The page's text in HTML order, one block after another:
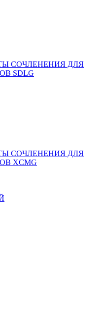
СОЧЛЕНЕНИЯ ДЛЯ
SDLG
СОЧЛЕНЕНИЯ ДЛЯ
XCMG